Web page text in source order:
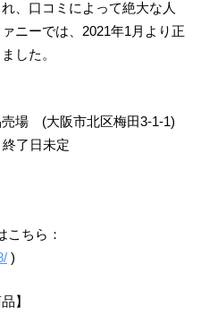
、口コミによって絶大な人
ニーでは、2021年1月より正
した。
場 (大阪市北区梅田3-1-1)
終了日未定
ちら：
)
】